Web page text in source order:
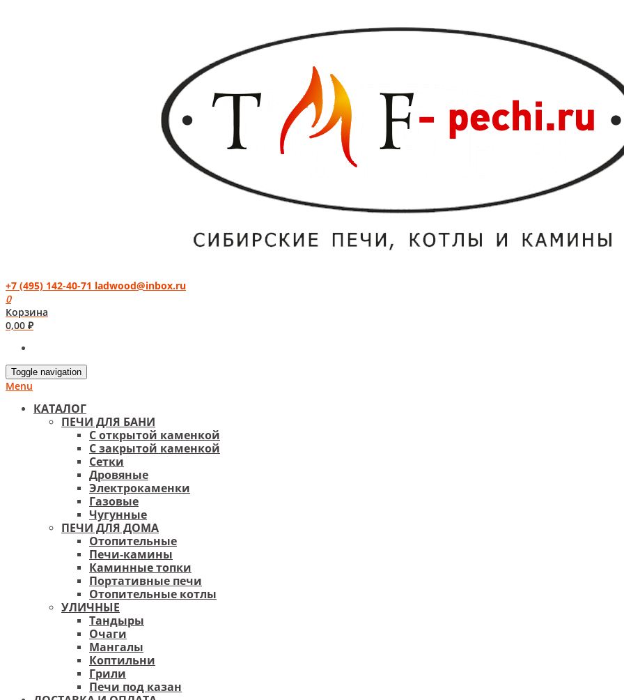
+7 (495) 142-40-71 ladwood@inbox.ru
0
Корзина
0,00 ₽
Toggle navigation
Menu
КАТАЛОГ
ПЕЧИ ДЛЯ БАНИ
С открытой каменкой
С закрытой каменкой
Сетки
Дровяные
Электрокаменки
Газовые
Чугунные
ПЕЧИ ДЛЯ ДОМА
Отопительные
Печи-камины
Каминные топки
Портативные печи
Отопительные котлы
УЛИЧНЫЕ
Тандыры
Очаги
Мангалы
Коптильни
Грили
Печи под казан